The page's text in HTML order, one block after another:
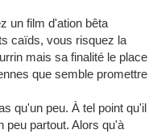
un film d'ation bêta
caïds, vous risquez la
mais sa finalité le place
que semble promettre
qu'un peu. À tel point qu'il
peu partout. Alors qu'à